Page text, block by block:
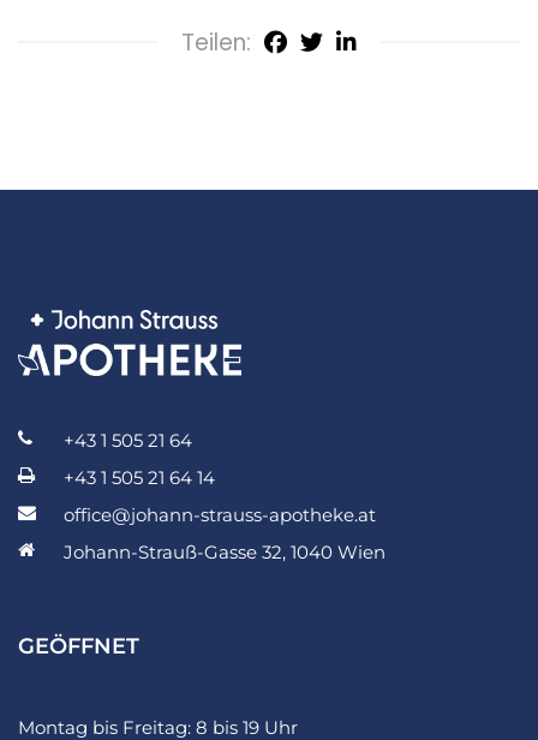
Teilen:
+43 1 505 21 64
+43 1 505 21 64 14
office@johann-strauss-apotheke.at
Johann-Strauß-Gasse 32, 1040 Wien
GEÖFFNET
Montag bis Freitag: 8 bis 19 Uhr